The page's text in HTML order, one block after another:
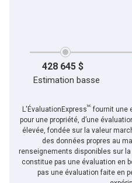
428 645 $
Estimation basse
L'ÉvaluationExpressMCfournit une
pour une propriété, d’une
élevée, fondée sur la valeur
des données propres au
renseignements disponibles sur la
constitue pas une évaluation en
pas une évaluation faite en